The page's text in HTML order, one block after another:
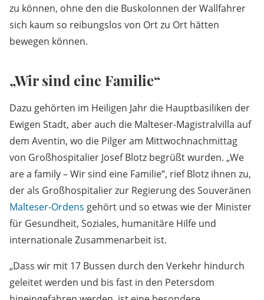
zu können, ohne den die Buskolonnen der Wallfahrer
sich kaum so reibungslos von Ort zu Ort hätten
bewegen können.
„Wir sind eine Familie“
Dazu gehörten im Heiligen Jahr die Hauptbasiliken der
Ewigen Stadt, aber auch die Malteser-Magistralvilla auf
dem Aventin, wo die Pilger am Mittwochnachmittag
von Großhospitalier Josef Blotz begrüßt wurden. „We
are a family – Wir sind eine Familie“, rief Blotz ihnen zu,
der als Großhospitalier zur Regierung des Souveränen
Malteser-Ordens gehört und so etwas wie der Minister
für Gesundheit, Soziales, humanitäre Hilfe und
internationale Zusammenarbeit ist.
„Dass wir mit 17 Bussen durch den Verkehr hindurch
geleitet werden und bis fast in den Petersdom